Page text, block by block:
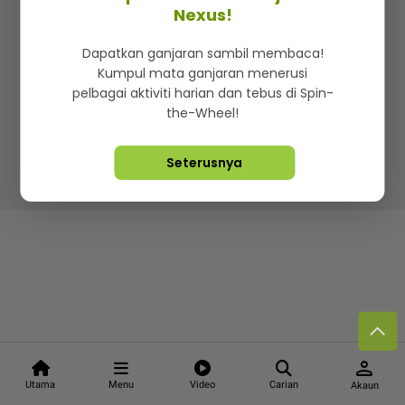
Utama Menu Video Carian
person
Akaun
Iklan di SMG360
Terma & Syarat Dasar Privasi
Lebih hot, viral dan sensasi
Hakcipta Terpelihara ©2026. Star Media Group Berhad
Nexus!
Dapatkan ganjaran sambil membaca!
Kumpul mata ganjaran menerusi
pelbagai aktiviti harian dan tebus di Spin-
the-Wheel!
Seterusnya